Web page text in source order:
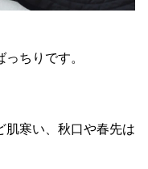
ちりです。
肌寒い、秋口や春先は